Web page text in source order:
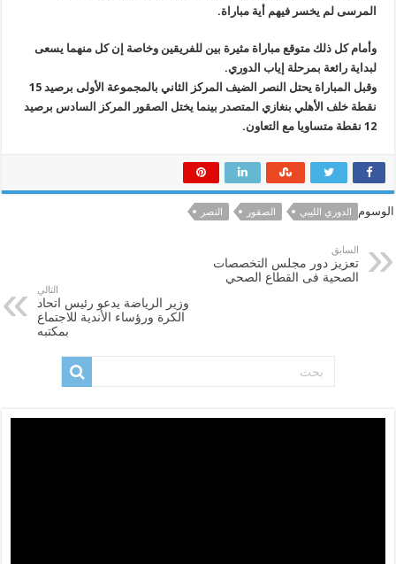
المرسى لم يخسر فيهم أية مباراة.
وأمام كل ذلك متوقع مباراة مثيرة بين للفريقين وخاصة إن كل منهما يسعى
لبداية رائعة بمرحلة إياب الدوري.
وقبل المباراة يحتل النصر الضيف المركز الثاني بالمجموعة الأولى برصيد 15
نقطة خلف الأهلي بنغازي المتصدر بينما يختل الصقور المركز السادس برصيد
12 نقطة متساويا مع التعاون.
الوسوم الدوري الليبي الصقور النصر
السابق
تعزيز دور مجلس التخصصات
الصحية فى القطاع الصحي
التالي
وزير الرياضة يدعو رئيس اتحاد
الكرة ورؤساء الأندية للاجتماع
بمكتبه